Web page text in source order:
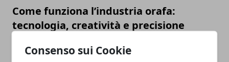
Consenso sui Cookie
Come funziona l’industria orafa:
tecnologia, creatività e precisione